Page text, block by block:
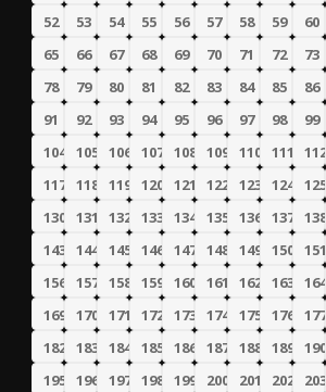
52
53 54 55 56 57 58 59 60
65
66 67 68 69 70 71 72 73
78
79 80 81 82 83 84 85 86
91
92 93 94 95 96 97 98 99
104
105 106 107 108 109 110 111 112
117
118 119 120 121 122 123 124 125
130
131 132 133 134 135 136 137 138
143
144 145 146 147 148 149 150 151
156
157 158 159 160 161 162 163 164
169
170 171 172 173 174 175 176 177
182
183 184 185 186 187 188 189 190
195
196 197 198 199 200 201 202 203